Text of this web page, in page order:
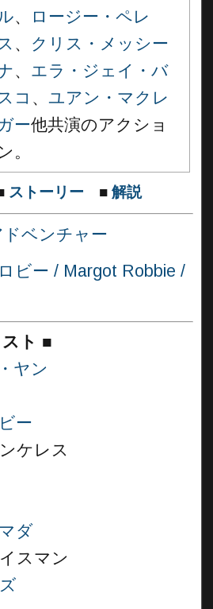
、
ロージー・ペレ
、 クリス・メッシー
、 エラ・ジェイ・バ
コ 、 ユアン・マクレ
ー他共演のアクショ
。
ストーリー ■ 解説
ベンチャー
ビー / Margot Robbie /
ト ■
ヤン
ー
ケレス
ダ
スマン